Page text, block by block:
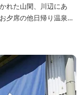
れた山閑、川辺にあ
夕席の他日帰り温泉も
菜蒸しの他美と健康を
す。